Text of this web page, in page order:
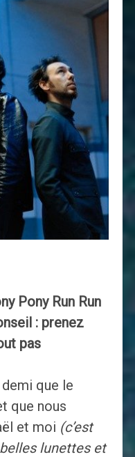
Pony Run Run
: prenez
pas
que le
que nous
et moi (c’est
lunettes et